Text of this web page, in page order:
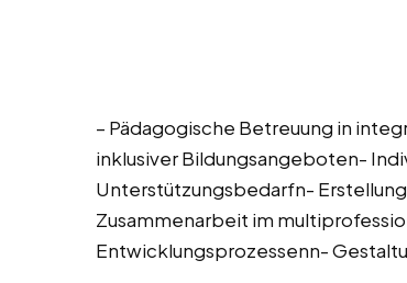
– Pädagogische Betreuung in
inklusiver Bildungsangeboten-
Unterstützungsbedarfn-
Zusammenarbeit im
Entwicklungsprozessenn-